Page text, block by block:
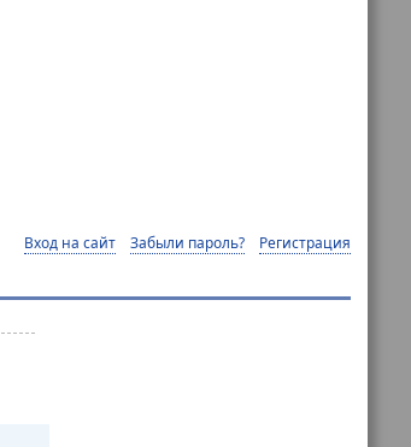
Вход на сайт Забыли пароль? Регистрация